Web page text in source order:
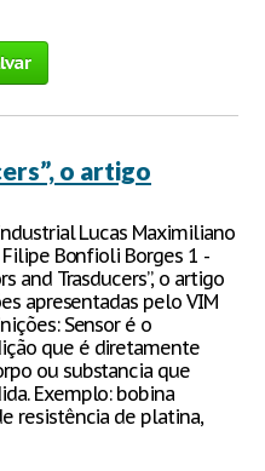
o artigo
Lucas Maximiliano
Bonfioli Borges 1 -
and Trasducers”, o artigo
apresentadas pelo VIM
Sensor é o
que é diretamente
ou substancia que
Exemplo: bobina
resistência de platina,